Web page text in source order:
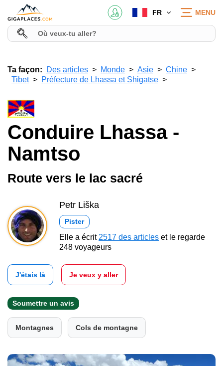
FR MENU
Ta façon: Des articles Monde Asie
Chine
Tibet
Préfecture de Lhassa et Shigatse
Conduire Lhassa -
Namtso
Route vers le lac sacré
Petr Liška
Pister
Elle a écrit 2517 des articles et le regarde
248 voyageurs
J'étais là Je veux y aller
Soumettre un avis
Montagnes Cols de montagne